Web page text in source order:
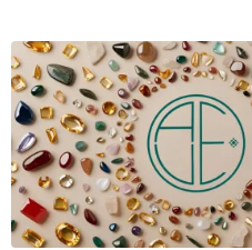
образу
та сучасний